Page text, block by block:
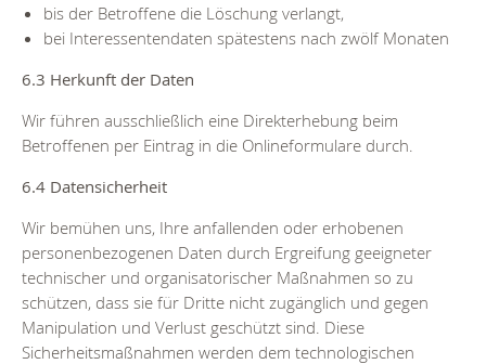
bis der Betroffene die Löschung verlangt,
bei Interessentendaten spätestens nach zwölf Monaten
6.3 Herkunft der Daten
Wir führen ausschließlich eine Direkterhebung beim
Betroffenen per Eintrag in die Onlineformulare durch.
6.4 Datensicherheit
Wir bemühen uns, Ihre anfallenden oder erhobenen
personenbezogenen Daten durch Ergreifung geeigneter
technischer und organisatorischer Maßnahmen so zu
schützen, dass sie für Dritte nicht zugänglich und gegen
Manipulation und Verlust geschützt sind. Diese
Sicherheitsmaßnahmen werden dem technologischen